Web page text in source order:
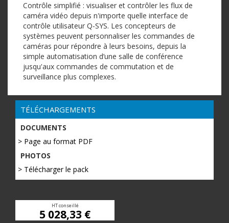
Contrôle simplifié : visualiser et contrôler les flux de
caméra vidéo depuis n'importe quelle interface de
contrôle utilisateur Q-SYS. Les concepteurs de
systèmes peuvent personnaliser les commandes de
caméras pour répondre à leurs besoins, depuis la
simple automatisation d’une salle de conférence
jusqu'aux commandes de commutation et de
surveillance plus complexes.
TÉLÉCHARGEMENTS
DOCUMENTS
> Page au format PDF
PHOTOS
> Télécharger le pack
HT conseillé
5 028,33 €